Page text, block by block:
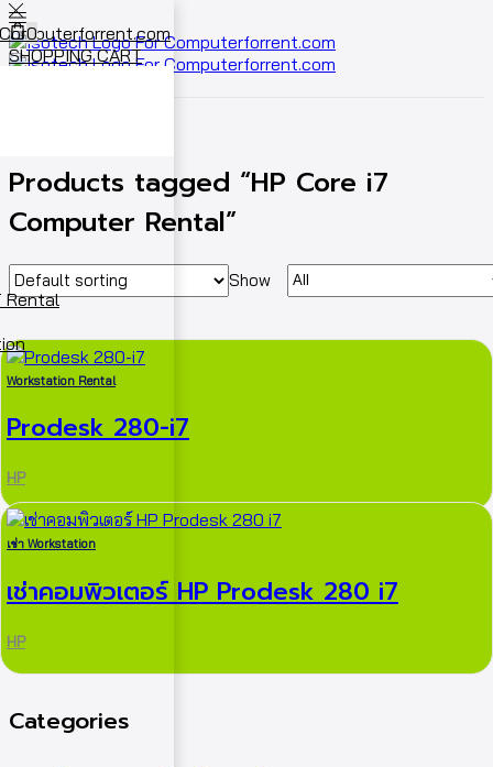
Rental
0
SHOPPING CART
Products tagged “HP Core i7
Computer Rental”
Show
Workstation Rental
Prodesk 280-i7
HP
เช่า Workstation
เช่าคอมพิวเตอร์ HP Prodesk 280 i7
HP
Categories